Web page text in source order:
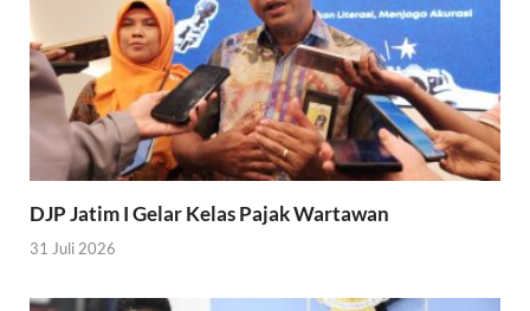
DJP Jatim I Gelar Kelas Pajak Wartawan
31 Juli 2026